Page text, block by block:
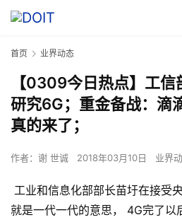
首页 业界动态
【0309今日热点】工
研究6G；重金备战：滴
真的来了；
作者： 谢 世诚 2018年03月10日 业界
工业和信息化部部长苗圩在接受
就是一代一代的意思， 4G完了以